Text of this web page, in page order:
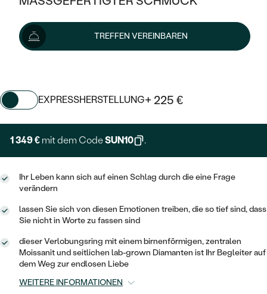
KLASSISCH
MEMOIRE
V-FORM
VINTAGE
AUSSERGEWÖHNLICHE
GEHÄMMERTE
VON HAND GRAVIERTE
MIT FÜLLUNG
MIT MEHREREN DIAMANTEN
HALO
VINTAGE
IM SET
AUSSERGEWÖHNLICH
WÄHLE EINEN RING
DIAMANTEN ZUM EINFASSEN
LAB GROWN DIAMANTEN ZUM
AUSVERKAUF
WENN SCHMUCK HILFT
NACH TYP
RINGE
ANHÄNGER / KETTEN
HERRENSCHMUCK
SCHMUCK FÜR KINDER
PLATIN
OHRSTECKER
MINIMALISTISCHE
OHRHÄNGER
SOLITÄR
HERZ
GOLD
SILBER
SOLITÄR
ZUR GEBURT EINES KINDES
MINIMALISTISCH
MEDAILLON
AUSVERKAUF
GOLD
PLATIN
NACH STYL
MEMOIRE
MINIMALISTISCHE
STATEMENT
TREFFEN VEREINBAREN
1 499 €
EXPRESSHERSTELLUNG+ 225 €
1 349 € mit dem CodeSUN10 .
Ihr Leben kann sich auf einen Schlag durch die eine Frage
verändern
lassen Sie sich von diesen Emotionen treiben, die so tief sind, dass
Sie nicht in Worte zu fassen sind
dieser Verlobungsring mit einem birnenförmigen, zentralen
Moissanit und seitlichen lab-grown Diamanten ist Ihr Begleiter auf
dem Weg zur endlosen Liebe
WEITERE INFORMATIONEN